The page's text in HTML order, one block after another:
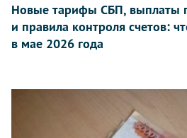
Новые тарифы СБП, выплаты
и правила контроля счетов:
в мае 2026 года